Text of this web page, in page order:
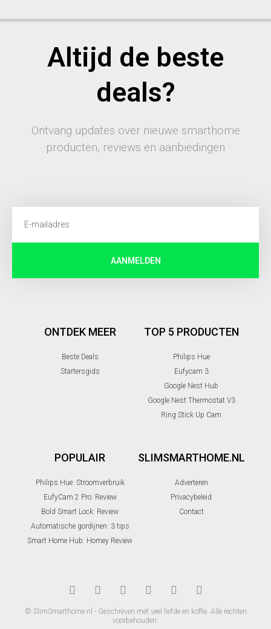
Altijd de beste
deals?
Ontvang updates over nieuwe smarthome
producten, reviews en aanbiedingen
AANMELDEN
ONTDEK MEER
Beste Deals
Startersgids
TOP 5 PRODUCTEN
Philips Hue
Eufycam 3
Google Nest Hub
Google Nest Thermostat V3
Ring Stick Up Cam
POPULAIR
Philips Hue: Stroomverbruik
EufyCam 2 Pro: Review
Bold Smart Lock: Review
Automatische gordijnen: 3 tips
Smart Home Hub: Homey Review
SLIMSMARTHOME.NL
Adverteren
Privacybeleid
Contact
© SlimSmarthome.nl - Geschreven met veel liefde en koffie. Alle rechten
voorbehouden.